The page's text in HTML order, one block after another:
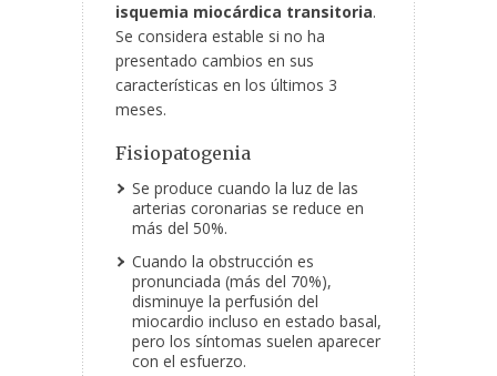
isquemia miocárdica transitoria.
Se considera estable si no ha
presentado cambios en sus
características en los últimos 3
meses.
Fisiopatogenia
Se produce cuando la luz de las
arterias coronarias se reduce en
más del 50%.
Cuando la obstrucción es
pronunciada (más del 70%),
disminuye la perfusión del
miocardio incluso en estado basal,
pero los síntomas suelen aparecer
con el esfuerzo.